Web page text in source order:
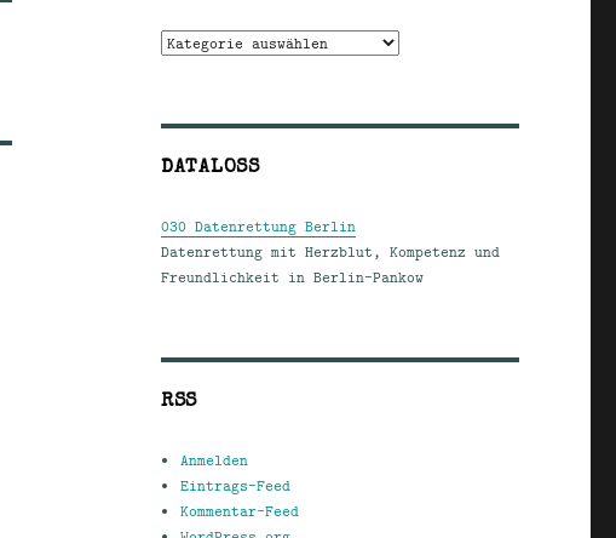
Kategorien
DATALOSS
030 Datenrettung Berlin
Datenrettung mit Herzblut, Kompetenz und
Freundlichkeit in Berlin-Pankow
RSS
Anmelden
Eintrags-Feed
Kommentar-Feed